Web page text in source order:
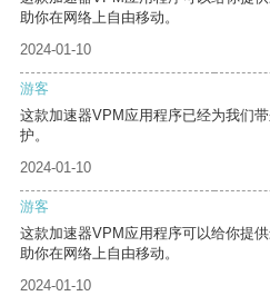
助你在网络上自由移动。
2024-01-10
游客
这款加速器VPM应用程序已经为我们
护。
2024-01-10
游客
这款加速器VPM应用程序可以给你提
助你在网络上自由移动。
2024-01-10